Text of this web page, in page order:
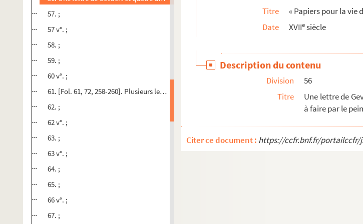
57. ;
57 v°. ;
58. ;
59. ;
60 v°. ;
61. [Fol. 61, 72, 258-260]. Plusieurs lettres du jésuite Sébastien-Adrien Guillaume, dont l'une renferme...
62. ;
62 v°. ;
63. ;
63 v°. ;
64. ;
65. ;
66 v°. ;
67. ;
Titre
« Papiers pour la vie
Date
XVIIesiècle
Description du contenu
Division
56
Titre
Une lettre de
à faire par le
Citer ce document : https://ccfr.bnf.fr/portailccfr/